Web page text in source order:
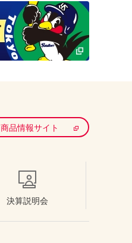
商品情報サイト
決算説明会